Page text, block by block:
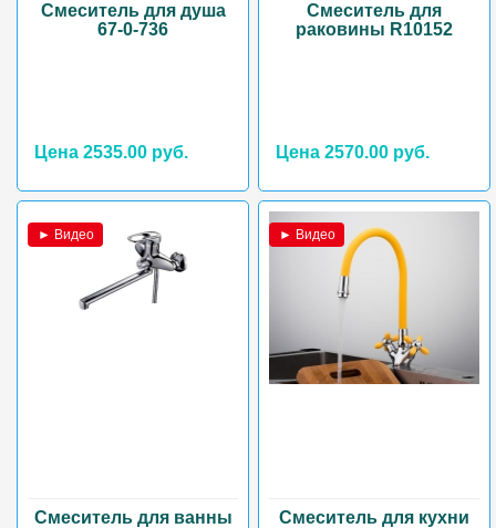
Смеситель для душа
67-0-736
Цена 2535.00 руб.
Смеситель для
раковины R10152
Цена 2570.00 руб.
► Видео
Смеситель для ванны
► Видео
Смеситель для кухни